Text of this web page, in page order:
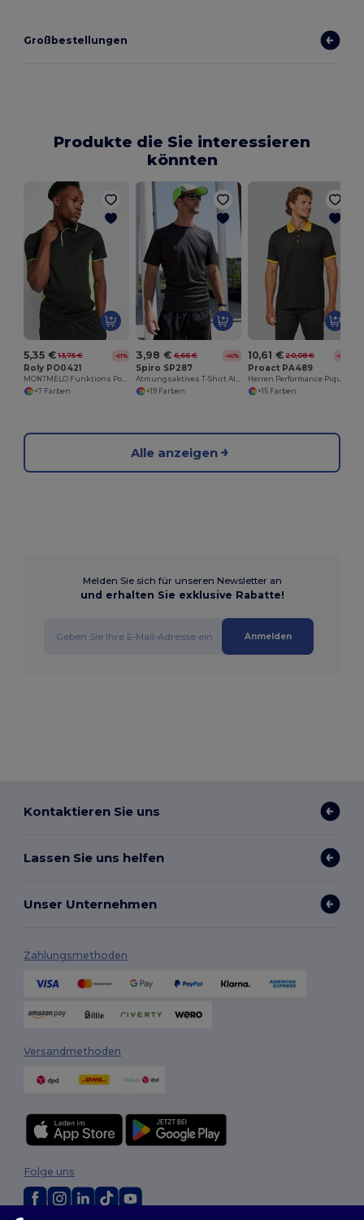
Großbestellungen
Produkte die Sie interessieren
könnten
5,35 € 13,75 € -61%
Roly PO0421
MONTMELO Funktions Poloshirt
+7 Farben
3,98 € 6,66 € -40%
Spiro SP287
Atmungsaktives T-Shirt AIRCOOL
+19 Farben
10,61 € 20,08 € -47%
Proact PA489
+15 Farben
Alle anzeigen
Melden Sie sich für unseren Newsletter an
und erhalten Sie exklusive Rabatte!
Anmelden
Kontaktieren Sie uns
Lassen Sie uns helfen
Unser Unternehmen
Zahlungsmethoden
Versandmethoden
Folge uns